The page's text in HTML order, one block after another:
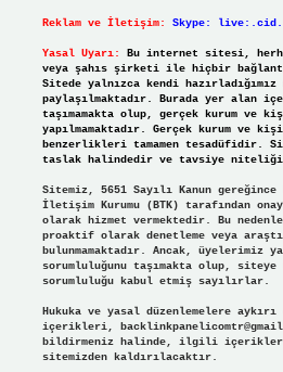
Reklam ve İletişim: Skype:
Yasal Uyarı:
Bu internet sitesi,
veya şahıs şirketi ile hiçbir
Sitede yalnızca kendi hazırladığımız
paylaşılmaktadır. Burada yer alan
taşımamakta olup, gerçek kurum ve
yapılmamaktadır. Gerçek kurum ve
benzerlikleri tamamen tesadüfidir.
taslak halindedir ve tavsiye niteliği
Sitemiz, 5651 Sayılı Kanun
İletişim Kurumu (BTK) tarafından
olarak hizmet vermektedir. Bu
proaktif olarak denetleme veya
bulunmamaktadır. Ancak, üyelerimiz
sorumluluğunu taşımakta olup, siteye
sorumluluğu kabul etmiş sayılırlar.
Hukuka ve yasal düzenlemelere aykırı
içerikleri,
bildirmeniz halinde, ilgili içerikler
sitemizden kaldırılacaktır.